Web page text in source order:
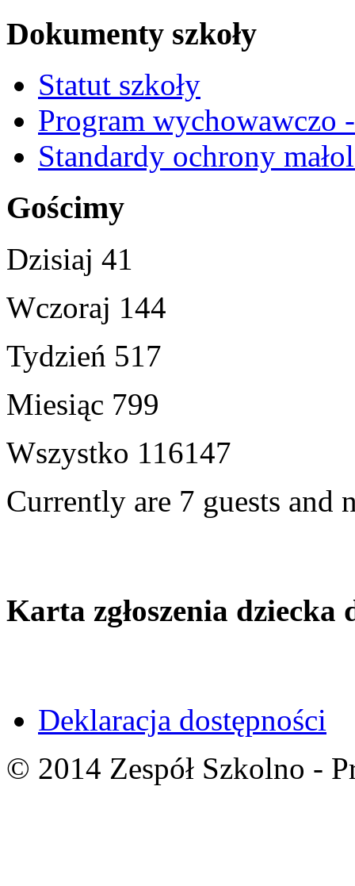
Dokumenty szkoły
Statut szkoły
Program wychowawczo
Standardy ochrony
Gościmy
Dzisiaj 41
Wczoraj 144
Tydzień 517
Miesiąc 799
Wszystko 116147
Currently are 7 guests and
Karta zgłoszenia
Deklaracja dostępności
© 2014 Zespół Szkolno -